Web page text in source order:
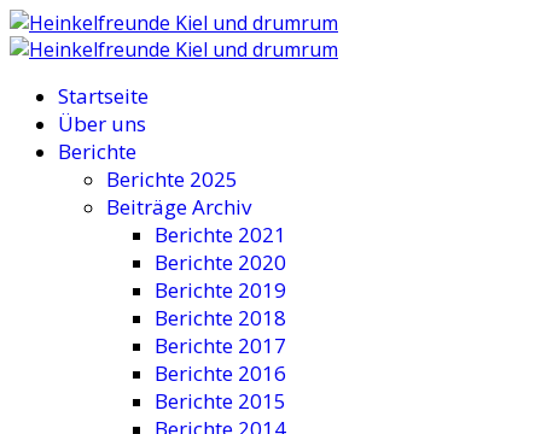
Startseite
Über uns
Berichte
Berichte 2025
Beiträge Archiv
Berichte 2021
Berichte 2020
Berichte 2019
Berichte 2018
Berichte 2017
Berichte 2016
Berichte 2015